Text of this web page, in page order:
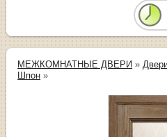
МЕЖКОМНАТНЫЕ ДВЕРИ »
Шпон »